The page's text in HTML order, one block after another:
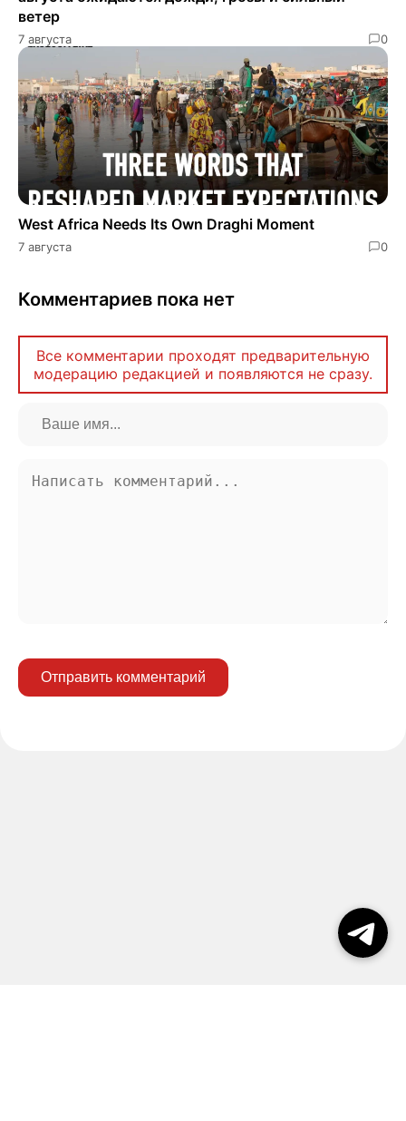
ветер
7 августа 0
West Africa Needs Its Own Draghi Moment
7 августа 0
Комментариев пока нет
Все комментарии проходят предварительную
модерацию редакцией и появляются не сразу.
Отправить комментарий